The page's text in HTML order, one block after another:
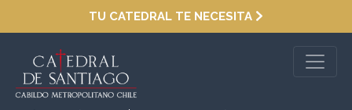
TU CATEDRAL TE NECESITA